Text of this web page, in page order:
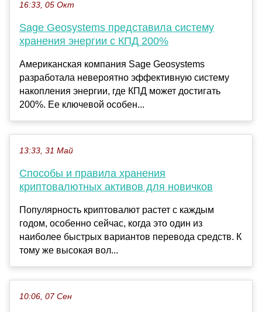
16:33, 05 Окт
Sage Geosystems представила систему
хранения энергии с КПД 200%
Американская компания Sage Geosystems
разработала невероятно эффективную систему
накопления энергии, где КПД может достигать
200%. Ее ключевой особен...
13:33, 31 Май
Способы и правила хранения
криптовалютных активов для новичков
Популярность криптовалют растет с каждым
годом, особенно сейчас, когда это один из
наиболее быстрых вариантов перевода средств. К
тому же высокая вол...
10:06, 07 Сен